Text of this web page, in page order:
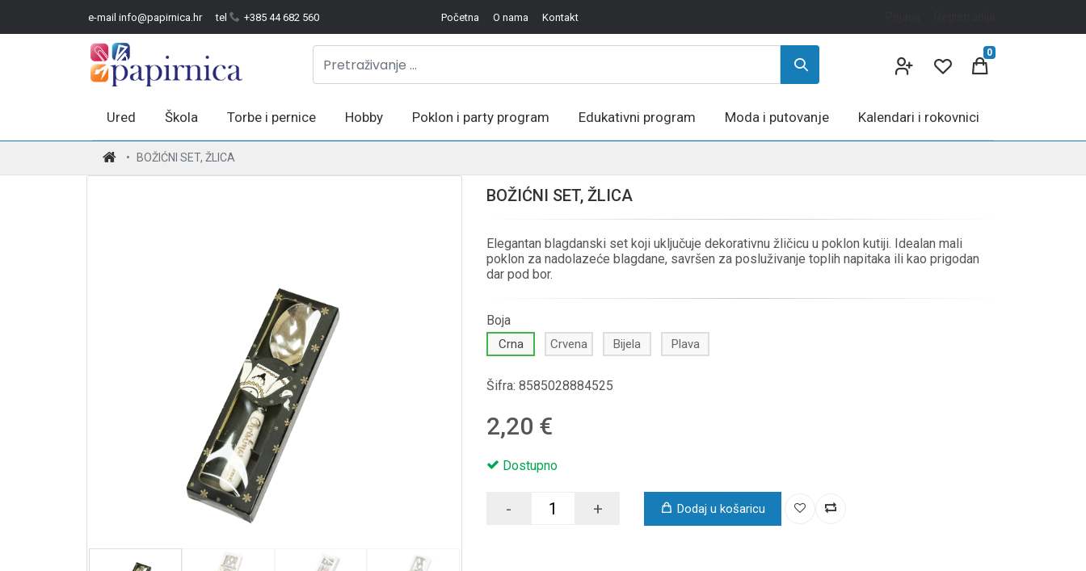
e-mail info@papirnica.hr tel +385 44 682 560 Početna O nama Kontakt
0
Ured Škola Torbe i pernice Hobby Poklon i party program Edukativni program Moda i putovanje Kalendari i rokovnici
BOŽIĆNI SET, ŽLICA
BOŽIĆNI SET, ŽLICA
Elegantan blagdanski set koji uključuje dekorativnu žličicu u poklon kutiji. Idealan mali
poklon za nadolazeće blagdane, savršen za posluživanje toplih napitaka ili kao prigodan
dar pod bor.
Boja
Crna Crvena Bijela Plava
Šifra: 8585028884525
2,20 €
Dostupno
- + Dodaj u košaricu